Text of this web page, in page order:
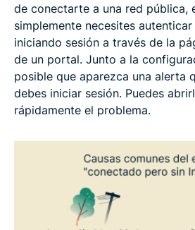
de conectarte a una red pública,
simplemente necesites
iniciando sesión a través de la
de un portal. Junto a la
posible que aparezca una alerta
debes iniciar sesión. Puedes
rápidamente el problema.